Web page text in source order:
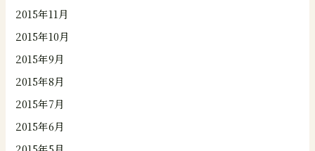
2015年11月
2015年10月
2015年9月
2015年8月
2015年7月
2015年6月